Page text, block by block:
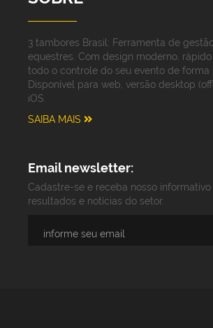
3 tambores Brasil: Ferramenta de
equestres. Com design moderno,
todo o controle do seu evento de forma
Disponível para web, versão desktop
iOS.
SAIBA MAIS
Email newsletter:
Cadastre-se e receba nosso informativo
resultados e notícias do setor.